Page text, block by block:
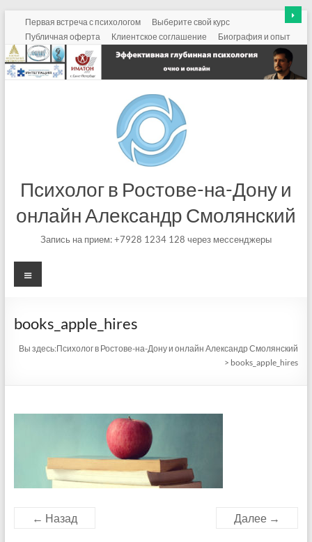
Перейти
содержимому
Первая встреча с психологом
Выберите свой курс
Публичная оферта
Клиентское соглашение Биография и опыт
Психолог в Ростове-на-Дону и
онлайн Александр Смолянский
Запись на прием: +7928 1234 128 через мессенджеры
Меню
books_apple_hires
Вы здесь:Психолог в Ростове-на-Дону и онлайн Александр Смолянский
> books_apple_hires
← Назад Далее →